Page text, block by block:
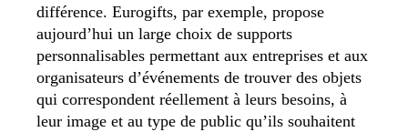
différence. Eurogifts, par exemple, propose
aujourd’hui un large choix de supports
personnalisables permettant aux entreprises et aux
organisateurs d’événements de trouver des objets
qui correspondent réellement à leurs besoins, à
leur image et au type de public qu’ils souhaitent